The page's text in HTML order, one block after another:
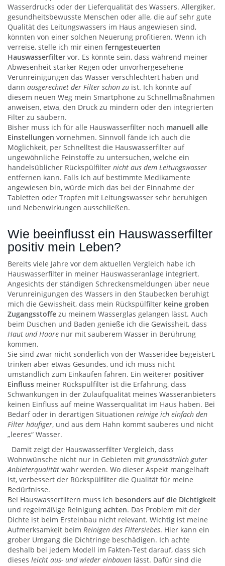
Wasserdrucks oder der Lieferqualität des Wassers. Allergiker,
gesundheitsbewusste Menschen oder alle, die auf sehr gute
Qualität des Leitungswassers im Haus angewiesen sind,
könnten von einer solchen Neuerung profitieren. Wenn ich
verreise, stelle ich mir einen ferngesteuerten
Hauswasserfilter vor. Es könnte sein, dass während meiner
Abwesenheit starker Regen oder unvorhergesehene
Verunreinigungen das Wasser verschlechtert haben und
dann ausgerechnet der Filter schon zu ist. Ich könnte auf
diesem neuen Weg mein Smartphone zu Schnellmaßnahmen
anweisen, etwa, den Druck zu mindern oder den integrierten
Filter zu säubern.
Bisher muss ich für alle Hauswasserfilter noch manuell alle
Einstellungen vornehmen. Sinnvoll fände ich auch die
Möglichkeit, per Schnelltest die Hauswasserfilter auf
ungewöhnliche Feinstoffe zu untersuchen, welche ein
handelsüblicher Rückspülfilter nicht aus dem Leitungswasser
entfernen kann. Falls ich auf bestimmte Medikamente
angewiesen bin, würde mich das bei der Einnahme der
Tabletten oder Tropfen mit Leitungswasser sehr beruhigen
und Nebenwirkungen ausschließen.
Wie beeinflusst ein Hauswasserfilter
positiv mein Leben?
Bereits viele Jahre vor dem aktuellen Vergleich habe ich
Hauswasserfilter in meiner Hauswasseranlage integriert.
Angesichts der ständigen Schreckensmeldungen über neue
Verunreinigungen des Wassers in den Staubecken beruhigt
mich die Gewissheit, dass mein Rückspülfilter keine groben
Zugangsstoffe zu meinem Wasserglas gelangen lässt. Auch
beim Duschen und Baden genieße ich die Gewissheit, dass
Haut und Haare nur mit sauberem Wasser in Berührung
kommen.
Sie sind zwar nicht sonderlich von der Wasseridee begeistert,
trinken aber etwas Gesundes, und ich muss nicht
umständlich zum Einkaufen fahren. Ein weiterer positiver
Einfluss meiner Rückspülfilter ist die Erfahrung, dass
Schwankungen in der Zulaufqualität meines Wasseranbieters
keinen Einfluss auf meine Wasserqualität im Haus haben. Bei
Bedarf oder in derartigen Situationen reinige ich einfach den
Filter häufiger, und aus dem Hahn kommt sauberes und nicht
„leeres“ Wasser.
Damit zeigt der Hauswasserfilter Vergleich, dass
Wohnwünsche nicht nur in Gebieten mitgrundsätzlich guter
Anbieterqualität wahr werden. Wo dieser Aspekt mangelhaft
ist, verbessert der Rückspülfilter die Qualität für meine
Bedürfnisse.
Bei Hauswasserfiltern muss ich besonders auf die Dichtigkeit
und regelmäßige Reinigung achten. Das Problem mit der
Dichte ist beim Ersteinbau nicht relevant. Wichtig ist meine
Aufmerksamkeit beim Reinigen des Filtersiebes. Hier kann ein
grober Umgang die Dichtringe beschädigen. Ich achte
deshalb bei jedem Modell im Fakten-Test darauf, dass sich
dieses leicht aus- und wieder einbauen lässt. Dafür sind die